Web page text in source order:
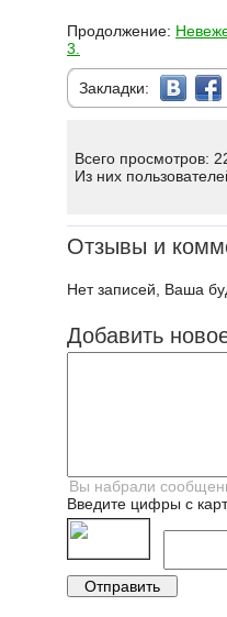
Продолжение:
3.
Закладки:
Всего просмотров:
Из них
Отзывы и
Нет записей, Ваша
Добавить
Введите цифры с